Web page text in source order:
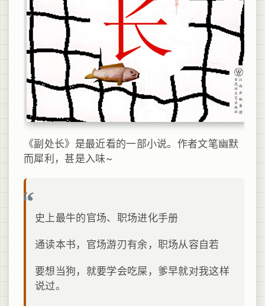
《副处长》是最近看的一部小说。作者文笔幽默
而犀利，甚是入味~
史上最牛的官场、职场进化手册
通读本书，官场游刃有余，职场从容自若
要想当狗，就要学会吃屎，爹早就对我这样
说过。